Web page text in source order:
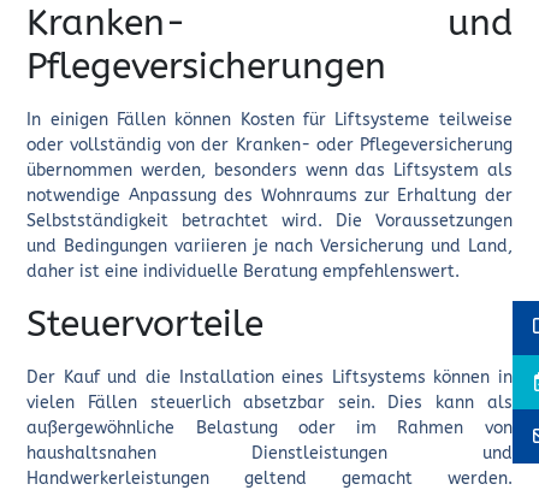
Kranken- und
Pflegeversicherungen
In einigen Fällen können Kosten für Liftsysteme teilweise
oder vollständig von der Kranken- oder Pflegeversicherung
übernommen werden, besonders wenn das Liftsystem als
notwendige Anpassung des Wohnraums zur Erhaltung der
Selbstständigkeit betrachtet wird. Die Voraussetzungen
und Bedingungen variieren je nach Versicherung und Land,
daher ist eine individuelle Beratung empfehlenswert.
Steuervorteile
Der Kauf und die Installation eines Liftsystems können in
vielen Fällen steuerlich absetzbar sein. Dies kann als
außergewöhnliche Belastung oder im Rahmen von
haushaltsnahen Dienstleistungen und
Handwerkerleistungen geltend gemacht werden.